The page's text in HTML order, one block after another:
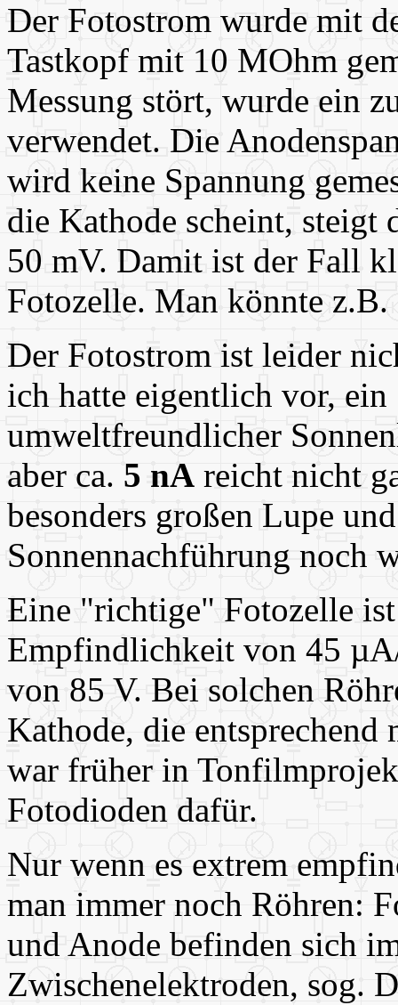
Der Fotostrom wurde mit
Tastkopf mit 10 MOhm
Messung stört, wurde ein
verwendet. Die
wird keine Spannung
die Kathode scheint, steigt
50 mV. Damit ist der Fall
Fotozelle. Man könnte
Der Fotostrom ist leider
ich hatte eigentlich vor,
umweltfreundlicher
aber ca. 5 nA reicht nicht
besonders großen Lupe
Sonnennachführung noch
Eine "richtige" Fotozelle
Empfindlichkeit von 45
von 85 V. Bei solchen
Kathode, die
war früher in
Fotodioden dafür.
Nur wenn es extrem
man immer noch Röhren:
und Anode befinden sich
Zwischenelektroden, sog.